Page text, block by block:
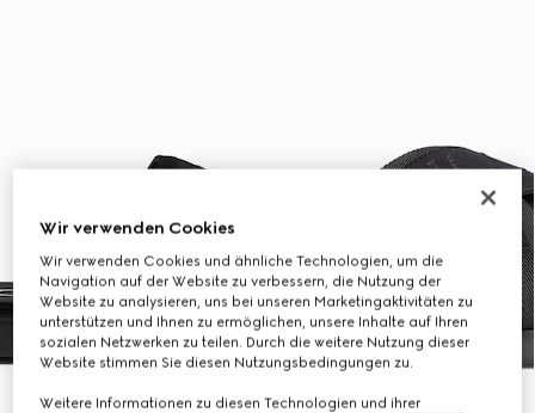
Wir verwenden Cookies
Wir verwenden Cookies und ähnliche Technologien, um die
Navigation auf der Website zu verbessern, die Nutzung der
Website zu analysieren, uns bei unseren Marketingaktivitäten zu
unterstützen und Ihnen zu ermöglichen, unsere Inhalte auf Ihren
sozialen Netzwerken zu teilen. Durch die weitere Nutzung dieser
Website stimmen Sie diesen Nutzungsbedingungen zu.
Weitere Informationen zu diesen Technologien und ihrer